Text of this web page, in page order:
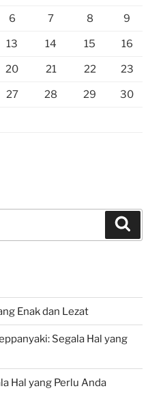
6 7 8 9
13 14 15 16
20 21 22 23
27 28 29 30
Enak dan Lezat
Segala Hal yang
Hal yang Perlu Anda